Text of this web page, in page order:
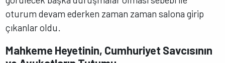
oturum devam ederken zaman zaman salona girip
çıkanlar oldu.
Mahkeme Heyetinin, Cumhuriyet Savcısının